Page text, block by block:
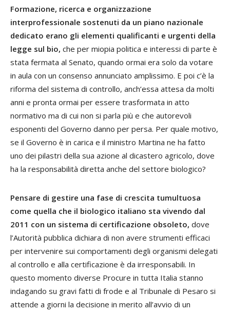
Formazione, ricerca e organizzazione
interprofessionale sostenuti da un piano nazionale
dedicato erano gli elementi qualificanti e urgenti della
legge sul bio, che per miopia politica e interessi di parte è
stata fermata al Senato, quando ormai era solo da votare
in aula con un consenso annunciato amplissimo. E poi c’è la
riforma del sistema di controllo, anch’essa attesa da molti
anni e pronta ormai per essere trasformata in atto
normativo ma di cui non si parla più e che autorevoli
esponenti del Governo danno per persa. Per quale motivo,
se il Governo è in carica e il ministro Martina ne ha fatto
uno dei pilastri della sua azione al dicastero agricolo, dove
ha la responsabilità diretta anche del settore biologico?
Pensare di gestire una fase di crescita tumultuosa
come quella che il biologico italiano sta vivendo dal
2011 con un sistema di certificazione obsoleto, dove
l’Autorità pubblica dichiara di non avere strumenti efficaci
per intervenire sui comportamenti degli organismi delegati
al controllo e alla certificazione è da irresponsabili. In
questo momento diverse Procure in tutta Italia stanno
indagando su gravi fatti di frode e al Tribunale di Pesaro si
attende a giorni la decisione in merito all’avvio di un